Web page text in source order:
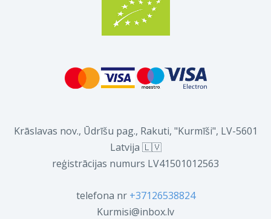
Krāslavas nov., Ūdrīšu pag., Rakuti, "Kurmīši", LV-5601
Latvija 🇱🇻
reģistrācijas numurs LV41501012563
telefona nr +37126538824
Kurmisi@inbox.lv